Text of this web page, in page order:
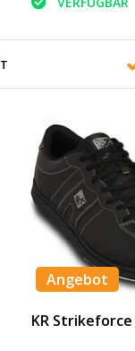
Angebot
KR Strikeforce